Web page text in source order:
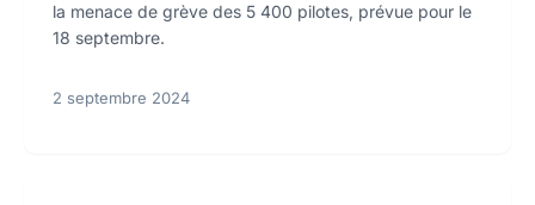
la menace de grève des 5 400 pilotes, prévue pour le
18 septembre.
2 septembre 2024